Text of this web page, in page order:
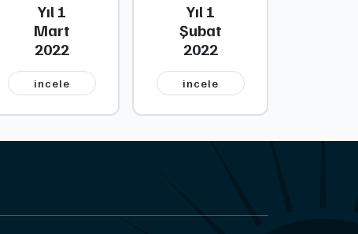
Yıl 1
Mart
2022
i̇ncele
Yıl 1
Şubat
2022
i̇ncele